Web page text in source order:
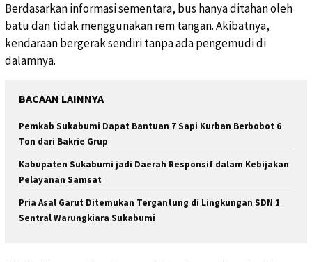
Berdasarkan informasi sementara, bus hanya ditahan oleh
batu dan tidak menggunakan rem tangan. Akibatnya,
kendaraan bergerak sendiri tanpa ada pengemudi di
dalamnya.
BACAAN LAINNYA
Pemkab Sukabumi Dapat Bantuan 7 Sapi Kurban Berbobot 6
Ton dari Bakrie Grup
Kabupaten Sukabumi jadi Daerah Responsif dalam Kebijakan
Pelayanan Samsat
Pria Asal Garut Ditemukan Tergantung di Lingkungan SDN 1
Sentral Warungkiara Sukabumi